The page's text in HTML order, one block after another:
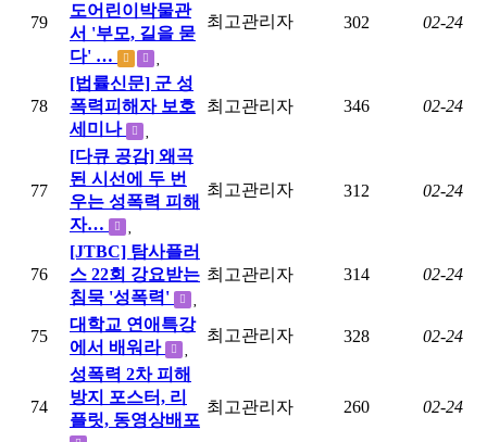
79
도어린이박물관
서 '부모, 길을 묻
다' …
최고관리자 302 02-24
78
[법률신문] 군 성
폭력피해자 보호
세미나
최고관리자 346 02-24
77
[다큐 공감] 왜곡
된 시선에 두 번
우는 성폭력 피해
자…
최고관리자 312 02-24
76
[JTBC] 탐사플러
스 22회 강요받는
침묵 '성폭력'
최고관리자 314 02-24
75
대학교 연애특강
에서 배워라
최고관리자 328 02-24
74
성폭력 2차 피해
방지 포스터, 리
플릿, 동영상배포
최고관리자 260 02-24